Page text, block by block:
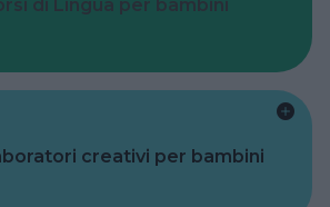
di Lingua per bambini
creativi per bambini